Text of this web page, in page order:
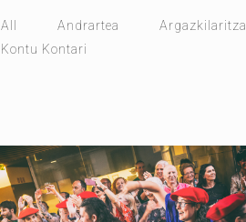
All Andrartea Argazkilaritza
Kontu Kontari